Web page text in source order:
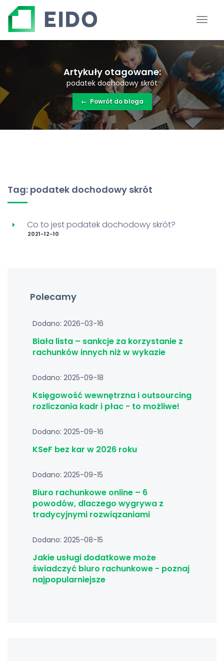
Artykuły otagowane:
podatek dochodowy skrót
← Powrót do bloga
Tag: podatek dochodowy skrót
Co to jest podatek dochodowy skrót?
2021-12-10
Polecamy
Dodano: 2026-03-16
Biała lista – sankcje za korzystanie z
rachunków innych niż w wykazie
Dodano: 2025-09-18
Księgowość wewnętrzna i outsourcing
rozliczania kadr i płac - to możliwe!
Dodano: 2025-09-16
KSeF bez kar w 2026 roku
Dodano: 2025-09-15
Biuro rachunkowe online – 6
powodów, dlaczego wygrywa z
tradycyjnymi rozwiązaniami
Dodano: 2025-08-15
Jakie usługi dodatkowe może
świadczyć biuro rachunkowe - poznaj
najpopularniejsze